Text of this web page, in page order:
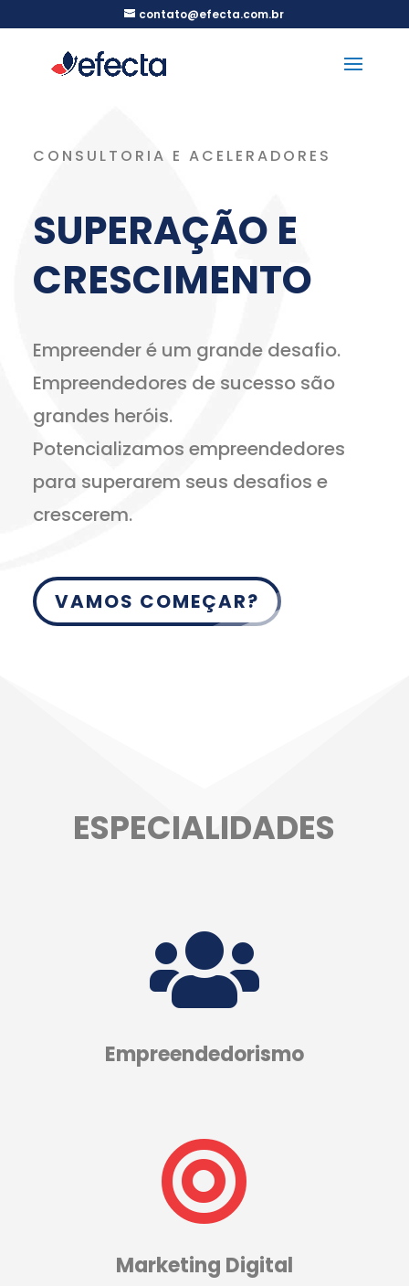
contato@efecta.com.br
CONSULTORIA E ACELERADORES
SUPERAÇÃO E
CRESCIMENTO
Empreender é um grande desafio.
Empreendedores de sucesso são
grandes heróis.
Potencializamos empreendedores
para superarem seus desafios e
crescerem.
VAMOS COMEÇAR?
ESPECIALIDADES

Empreendedorismo

Marketing Digital